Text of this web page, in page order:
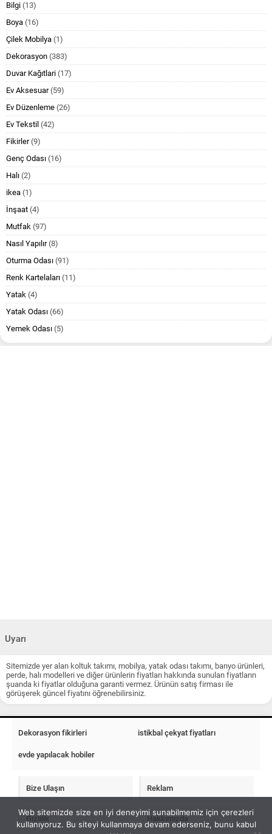
Bilgi (13)
Boya (16)
Çilek Mobilya (1)
Dekorasyon (383)
Duvar Kağıtlari (17)
Ev Aksesuar(59)
Ev Düzenleme (26)
Ev Tekstil (42)
Fikirler(9)
Genç Odası (16)
Halı (2)
ikea (1)
İnşaat (4)
Mutfak (97)
Nasıl Yapılır(8)
Oturma Odası (91)
Renk Kartelaları (11)
Yatak (4)
Yatak Odası (66)
Yemek Odası (5)
Uyarı
Sitemizde yer alan koltuk takımı, mobilya, yatak odası takımı, banyo ürünleri,
perde, halı modelleri ve diğer ürünlerin fiyatları hakkında sunulan fiyatların
şuanda ki fiyatlar olduğuna garanti vermez. Ürünün satış firması ile
görüşerek güncel fiyatını öğrenebilirsiniz.
Dekorasyon fikirleri istikbal çekyat fiyatları
evde yapılacak hobiler
Bize Ulaşın Reklam
Gizlilik Hakkımızda
Web sitemizde size en iyi deneyimi sunabilmemiz için çerezleri
kullanıyoruz. Bu siteyi kullanmaya devam ederseniz, bunu kabul